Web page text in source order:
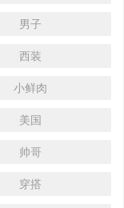
男子
西装
小鲜肉
美国
帅哥
穿搭